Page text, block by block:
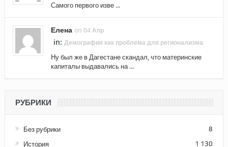
Самого первого изве ...
Елена on 04 Апр
in: Демография как проблема для регионализма
Ну был же в Дагестане скандал, что материнские
капиталы выдавались на ...
РУБРИКИ
Без рубрики 8
История 1 130